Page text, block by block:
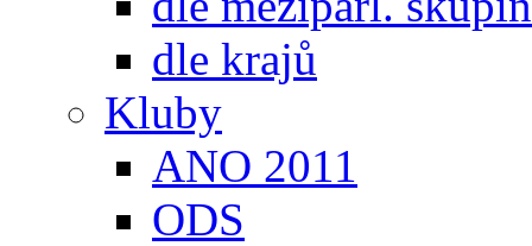
dle krajů
Kluby
ANO 2011
ODS